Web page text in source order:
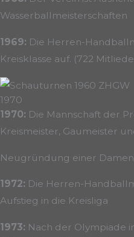
Wasserballmeisterschaften
1969: Die Herren-
Kreisklasse auf. (722
1970
1970: Die Mannschaft der
Kreismeister, Gaumeister
Neugründung einer
1972: Die Herren-
Aufstieg in die Kreisliga
1973: Nach der Olympiade